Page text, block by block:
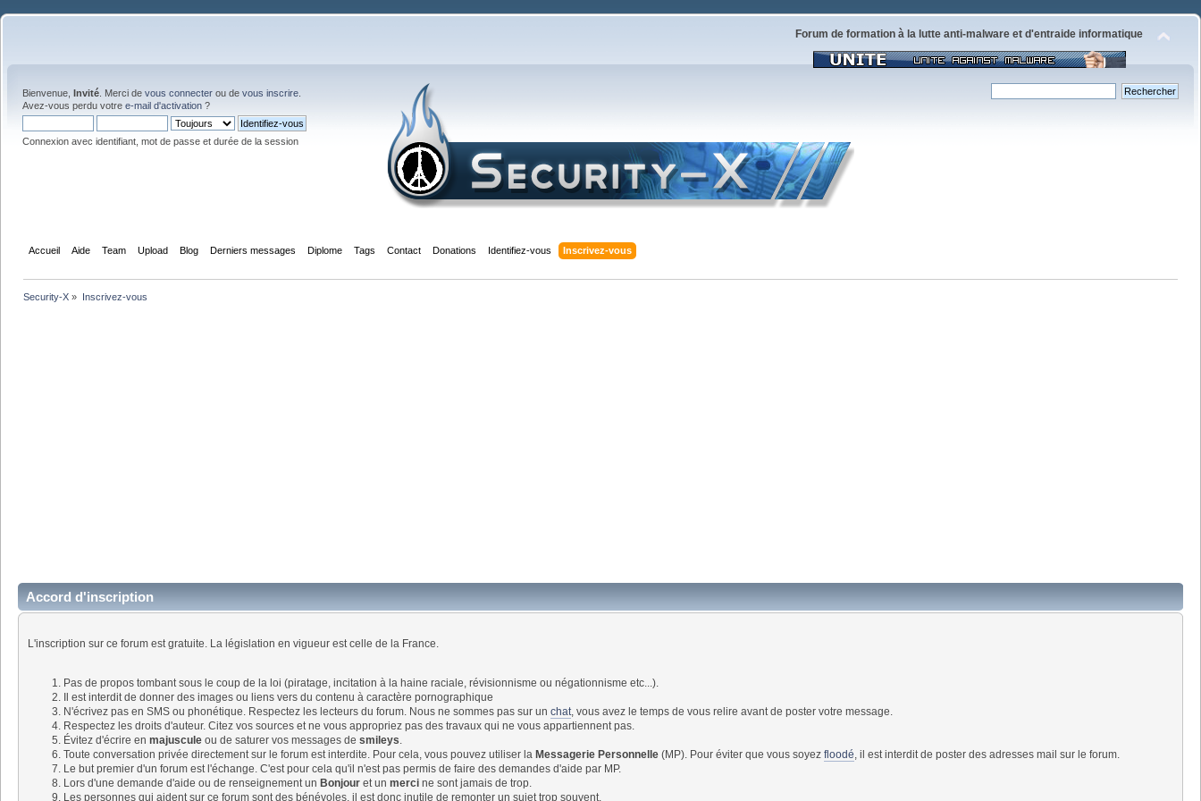
Forum de formation à la lutte anti-malware et d'entraide informatique
Bienvenue, Invité . Merci de vous connecter ou de vous inscrire
Avez-vous perdu votre e-mail d'activation ?
Connexion avec identifiant, mot de passe et durée de la session
Accueil Aide Team Upload Blog Derniers messages Diplome Tags Contact Donations Identifiez-vous Inscrivez-vous
Security-X » Inscrivez-vous
Accord d'inscription
L'inscription sur ce forum est gratuite. La législation en vigueur est celle de la France.
Pas de propos tombant sous le coup de la loi (piratage, incitation à la haine raciale, révisionnisme ou négationnisme etc...).
Il est interdit de donner des images ou liens vers du contenu à caractère pornographique
N'écrivez pas en SMS ou phonétique. Respectez les lecteurs du forum. Nous ne sommes pas sur un chat, vous avez le temps de vous relire avant de poster votre message.
Respectez les droits d'auteur. Citez vos sources et ne vous appropriez pas des travaux qui ne vous appartiennent pas.
Évitez d'écrire en majuscule ou de saturer vos messages de smileys.
Toute conversation privée directement sur le forum est interdite. Pour cela, vous pouvez utiliser la Messagerie Personnelle (MP). Pour éviter que vous soyez floodé, il est interdit de poster des adresses mail sur le forum.
Le but premier d'un forum est l'échange. C'est pour cela qu'il n'est pas permis de faire des demandes d'aide par MP.
Lors d'une demande d'aide ou de renseignement un Bonjour et un merci ne sont jamais de trop.
Les personnes qui aident sur ce forum sont des bénévoles, il est donc inutile de remonter un sujet trop souvent.